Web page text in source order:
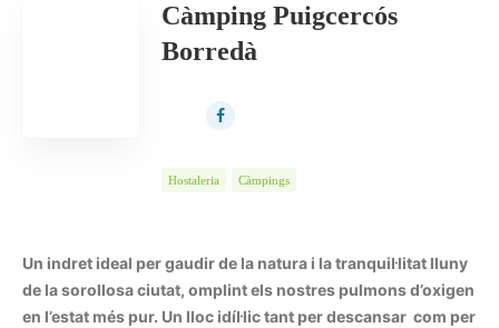
Càmping Puigcercós
Borredà
Hostaleria Càmpings
Un indret ideal per gaudir de la natura i la tranquil·litat lluny
de la sorollosa ciutat, omplint els nostres pulmons d’oxigen
en l’estat més pur. Un lloc idíl·lic tant per descansar com per